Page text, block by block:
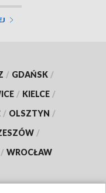
/ GDAŃSK /
/ KIELCE /
/ OLSZTYN /
/
/ WROCŁAW